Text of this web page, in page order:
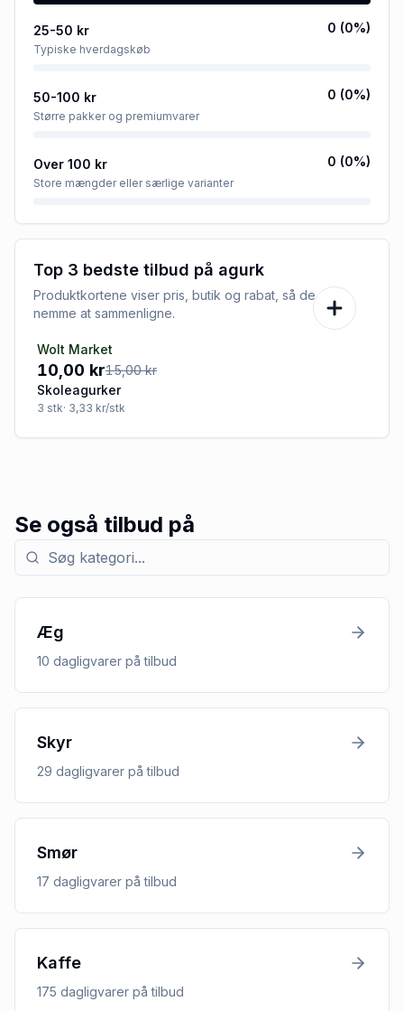
25-50 kr
Typiske hverdagskøb
0 (0%)
50-100 kr
Større pakker og premiumvarer
0 (0%)
Over 100 kr
Store mængder eller særlige varianter
0 (0%)
Top 3 bedste tilbud på agurk
Produktkortene viser pris, butik og rabat, så de er
nemme at sammenligne.
-33%
Wolt Market
10,00 kr15,00 kr
Skoleagurker
3 stk· 3,33 kr/stk
Se også tilbud på
Søg efter kategori med tilbud
Æg
10 dagligvarer på tilbud
Skyr
29 dagligvarer på tilbud
Smør
17 dagligvarer på tilbud
Kaffe
175 dagligvarer på tilbud